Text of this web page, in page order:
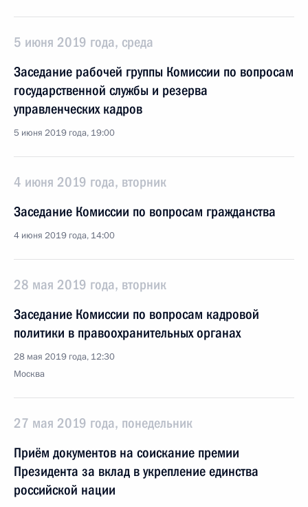
5 июня 2019 года, среда
Заседание рабочей группы Комиссии по вопросам
государственной службы и резерва
управленческих кадров
5 июня 2019 года, 19:00
4 июня 2019 года, вторник
Заседание Комиссии по вопросам гражданства
4 июня 2019 года, 14:00
28 мая 2019 года, вторник
Заседание Комиссии по вопросам кадровой
политики в правоохранительных органах
28 мая 2019 года, 12:30
Москва
27 мая 2019 года, понедельник
Приём документов на соискание премии
Президента за вклад в укрепление единства
российской нации